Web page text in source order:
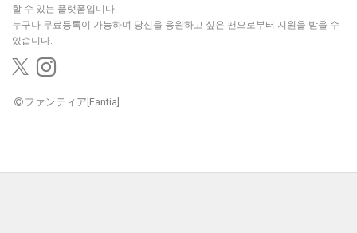
할 수 있는 플랫폼입니다.
누구나 무료등록이 가능하며 당신을 응원하고 싶은 팬으로부터 지원을 받을 수
있습니다.
ファンティア[Fantia]